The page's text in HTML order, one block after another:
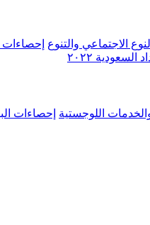
الاجتماعي والتنوع إحصاءات
٢٠٢٢
اللوجستية إحصاءات